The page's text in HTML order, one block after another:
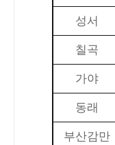
성서
칠곡
가야
동래
부산감만